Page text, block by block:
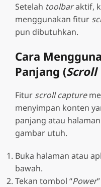
Setelah toolbaraktif,
menggunakan fitur
pun dibutuhkan.
Cara
Panjang (Scroll
Fitur scroll capture
menyimpan konten
panjang atau halaman
gambar utuh.
Buka halaman atau
bawah.
Tekan tombol “Power